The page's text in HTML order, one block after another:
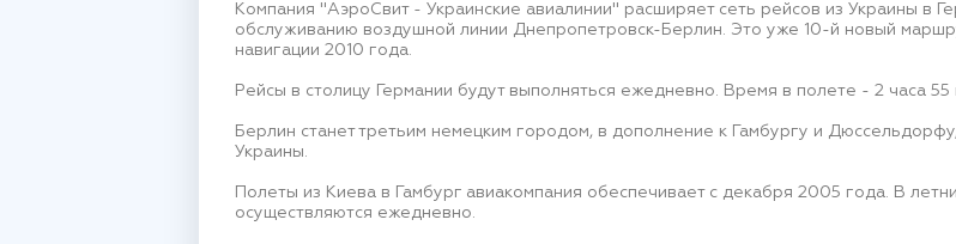
Компания "АэроСвит - Украинские авиалинии" расширяет сеть рейсов из Украины в
обслуживанию воздушной линии Днепропетровск-Берлин. Это уже 10-й новый
навигации 2010 года.
Рейсы в столицу Германии будут выполняться ежедневно. Время в полете - 2 часа 55
Берлин станет третьим немецким городом, в дополнение к Гамбургу и
Украины.
Полеты из Киева в Гамбург авиакомпания обеспечивает с декабря 2005 года. В
осуществляются ежедневно.